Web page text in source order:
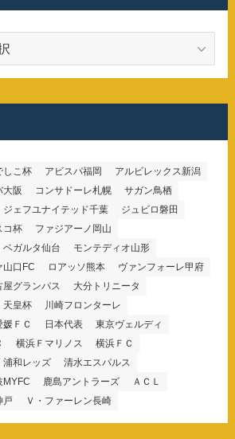
しこ杯 アビスパ福岡
アルビレックス新潟
大阪 コンサドーレ札幌
サガン鳥栖
ジェフユナイテッド千葉
ジュビロ磐田
コ杯
ファジアーノ岡山
ベガルタ仙台
モンテディオ山形
山口FC ロアッソ熊本
ヴァンフォーレ甲府
屋グランパス
大分トリニータ
天皇杯
川崎フロンターレ
媛ＦＣ 日本代表
東京ヴェルディ
横浜Ｆマリノス
横浜ＦＣ
浦和レッズ
清水エスパルス
MYFC 鹿島アントラーズ
ＡＣＬ
戸 Ｖ・ファーレン長崎